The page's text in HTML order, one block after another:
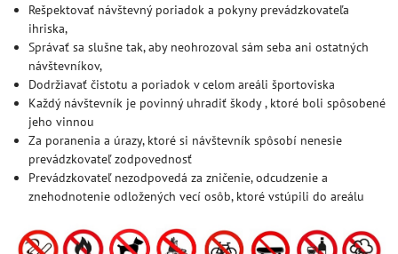
Rešpektovať návštevný poriadok a pokyny prevádzkovateľa
ihriska,
Správať sa slušne tak, aby neohrozoval sám seba ani ostatných
návštevníkov,
Dodržiavať čistotu a poriadok v celom areáli športoviska
Každý návštevník je povinný uhradiť škody , ktoré boli spôsobené
jeho vinnou
Za poranenia a úrazy, ktoré si návštevník spôsobí nenesie
prevádzkovateľ zodpovednosť
Prevádzkovateľ nezodpovedá za zničenie, odcudzenie a
znehodnotenie odložených vecí osôb, ktoré vstúpili do areálu